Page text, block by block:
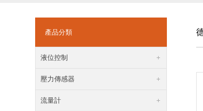
產品分類
液位控制
壓力傳感器
流量計